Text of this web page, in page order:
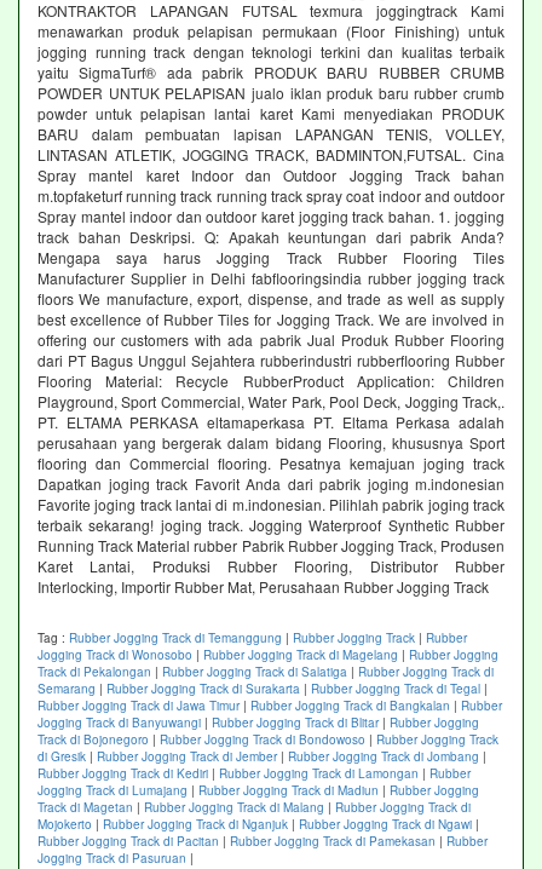
KONTRAKTOR LAPANGAN FUTSAL texmura joggingtrack Kami
menawarkan produk pelapisan permukaan (Floor Finishing) untuk
jogging running track dengan teknologi terkini dan kualitas terbaik
yaitu SigmaTurf® ada pabrik PRODUK BARU RUBBER CRUMB
POWDER UNTUK PELAPISAN jualo iklan produk baru rubber crumb
powder untuk pelapisan lantai karet Kami menyediakan PRODUK
BARU dalam pembuatan lapisan LAPANGAN TENIS, VOLLEY,
LINTASAN ATLETIK, JOGGING TRACK, BADMINTON,FUTSAL. Cina
Spray mantel karet Indoor dan Outdoor Jogging Track bahan
m.topfaketurf running track running track spray coat indoor and outdoor
Spray mantel indoor dan outdoor karet jogging track bahan. 1. jogging
track bahan Deskripsi. Q: Apakah keuntungan dari pabrik Anda?
Mengapa saya harus Jogging Track Rubber Flooring Tiles
Manufacturer Supplier in Delhi fabflooringsindia rubber jogging track
floors We manufacture, export, dispense, and trade as well as supply
best excellence of Rubber Tiles for Jogging Track. We are involved in
offering our customers with ada pabrik Jual Produk Rubber Flooring
dari PT Bagus Unggul Sejahtera rubberindustri rubberflooring Rubber
Flooring Material: Recycle RubberProduct Application: Children
Playground, Sport Commercial, Water Park, Pool Deck, Jogging Track,.
PT. ELTAMA PERKASA eltamaperkasa PT. Eltama Perkasa adalah
perusahaan yang bergerak dalam bidang Flooring, khususnya Sport
flooring dan Commercial flooring. Pesatnya kemajuan joging track
Dapatkan joging track Favorit Anda dari pabrik joging m.indonesian
Favorite joging track lantai di m.indonesian. Pilihlah pabrik joging track
terbaik sekarang! joging track. Jogging Waterproof Synthetic Rubber
Running Track Material rubber Pabrik Rubber Jogging Track, Produsen
Karet Lantai, Produksi Rubber Flooring, Distributor Rubber
Interlocking, Importir Rubber Mat, Perusahaan Rubber Jogging Track
Tag : Rubber Jogging Track di Temanggung | Rubber Jogging Track | Rubber
Jogging Track di Wonosobo | Rubber Jogging Track di Magelang | Rubber Jogging
Track di Pekalongan | Rubber Jogging Track di Salatiga | Rubber Jogging Track di
Semarang | Rubber Jogging Track di Surakarta | Rubber Jogging Track di Tegal |
Rubber Jogging Track di Jawa Timur| Rubber Jogging Track di Bangkalan | Rubber
Jogging Track di Banyuwangi | Rubber Jogging Track di Blitar| Rubber Jogging
Track di Bojonegoro | Rubber Jogging Track di Bondowoso | Rubber Jogging Track
di Gresik | Rubber Jogging Track di Jember| Rubber Jogging Track di Jombang |
Rubber Jogging Track di Kediri | Rubber Jogging Track di Lamongan | Rubber
Jogging Track di Lumajang | Rubber Jogging Track di Madiun | Rubber Jogging
Track di Magetan | Rubber Jogging Track di Malang | Rubber Jogging Track di
Mojokerto | Rubber Jogging Track di Nganjuk | Rubber Jogging Track di Ngawi |
Rubber Jogging Track di Pacitan | Rubber Jogging Track di Pamekasan | Rubber
Jogging Track di Pasuruan |